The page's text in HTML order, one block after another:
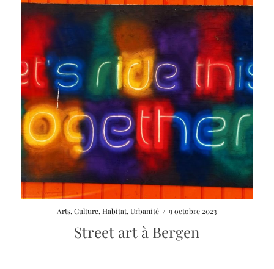
Arts,Culture,Habitat,Urbanité / 9 octobre 2023
Street art à Bergen